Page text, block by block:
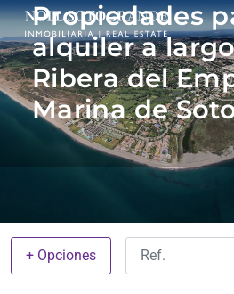
Propiedades
alquiler a
Ribera del
Marina de
+ Opciones